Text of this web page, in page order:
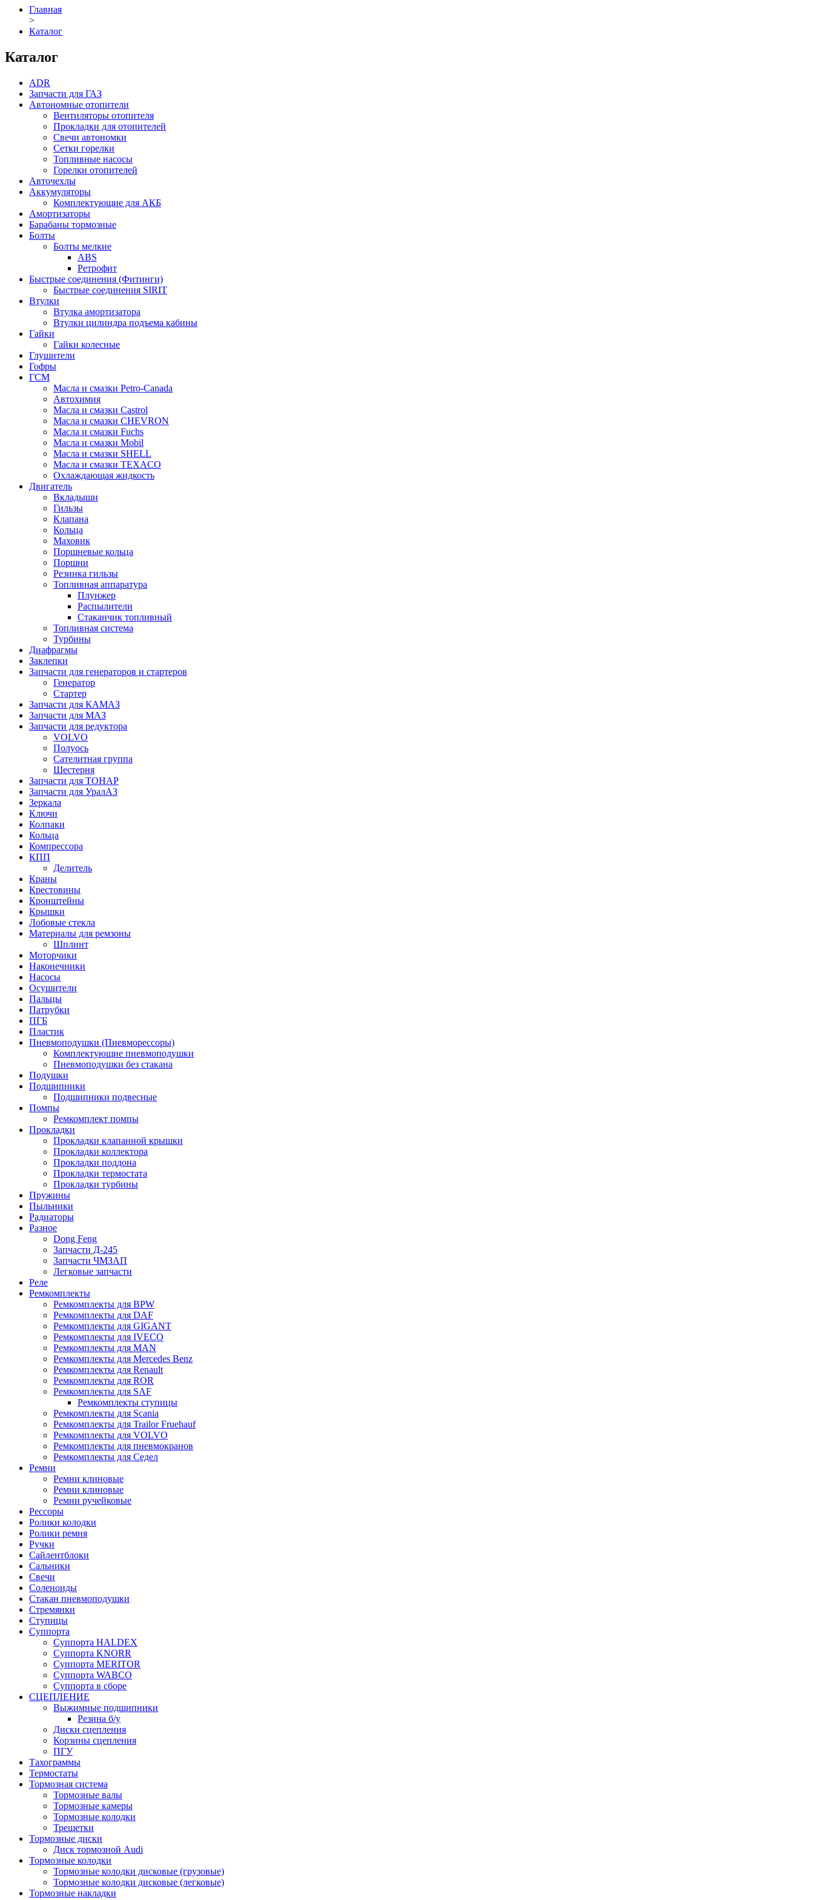
Главная
>
Каталог
Каталог
ADR
Запчасти для ГАЗ
Автономные отопители
Вентиляторы отопителя
Прокладки для отопителей
Свечи автономки
Сетки горелки
Топливные насосы
Горелки отопителей
Авточехлы
Аккумуляторы
Комплектующие для АКБ
Амортизаторы
Барабаны тормозные
Болты
Болты мелкие
ABS
Ретрофит
Быстрые соединения (Фитинги)
Быстрые соединения SIRIT
Втулки
Втулка амортизатора
Втулки цилиндра подъема кабины
Гайки
Гайки колесные
Глушители
Гофры
ГСМ
Масла и смазки Petro-Canada
Автохимия
Масла и смазки Castrol
Масла и смазки CHEVRON
Масла и смазки Fuchs
Масла и смазки Mobil
Масла и смазки SHELL
Масла и смазки TEXACO
Охлаждающая жидкость
Двигатель
Вкладыши
Гильзы
Клапана
Кольца
Маховик
Поршневые кольца
Поршни
Резинка гильзы
Топливная аппаратура
Плунжер
Распылители
Стаканчик топливный
Топливная система
Турбины
Диафрагмы
Заклепки
Запчасти для генераторов и стартеров
Генератор
Стартер
Запчасти для КАМАЗ
Запчасти для МАЗ
Запчасти для редуктора
VOLVO
Полуось
Сателитная группа
Шестерня
Запчасти для ТОНАР
Запчасти для УралАЗ
Зеркала
Ключи
Колпаки
Кольца
Компрессора
КПП
Делитель
Краны
Крестовины
Кронштейны
Крышки
Лобовые стекла
Материалы для ремзоны
Шплинт
Моторчики
Наконечники
Насосы
Осушители
Пальцы
Патрубки
ПГБ
Пластик
Пневмоподушки (Пневморессоры)
Комплектующие пневмоподушки
Пневмоподушки без стакана
Подушки
Подшипники
Подшипники подвесные
Помпы
Ремкомплект помпы
Прокладки
Прокладки клапанной крышки
Прокладки коллектора
Прокладки поддона
Прокладки термостата
Прокладки турбины
Пружины
Пыльники
Радиаторы
Разное
Dong Feng
Запчасти Д-245
Запчасти ЧМЗАП
Легковые запчасти
Реле
Ремкомплекты
Ремкомплекты для BPW
Ремкомплекты для DAF
Ремкомплекты для GIGANT
Ремкомплекты для IVECO
Ремкомплекты для MAN
Ремкомплекты для Mercedes Benz
Ремкомплекты для Renault
Ремкомплекты для ROR
Ремкомплекты для SAF
Ремкомплекты ступицы
Ремкомплекты для Scania
Ремкомплекты для Trailor Fruehauf
Ремкомплекты для VOLVO
Ремкомплекты для пневмокранов
Ремкомплекты для Седел
Ремни
Ремни клиновые
Ремни клиновые
Ремни ручейковые
Рессоры
Ролики колодки
Ролики ремня
Ручки
Сайлентблоки
Сальники
Свечи
Соленоиды
Стакан пневмоподушки
Стремянки
Ступицы
Суппорта
Суппорта HALDEX
Суппорта KNORR
Суппорта MERITOR
Суппорта WABCO
Суппорта в сборе
СЦЕПЛЕНИЕ
Выжимные подшипники
Резина б/у
Диски сцепления
Корзины сцепления
ПГУ
Тахограммы
Термостаты
Тормозная система
Тормозные валы
Тормозные камеры
Тормозные колодки
Трещетки
Тормозные диски
Диск тормозной Audi
Тормозные колодки
Тормозные колодки дисковые (грузовые)
Тормозные колодки дисковые (легковые)
Тормозные накладки